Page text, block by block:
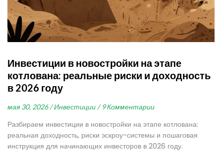
Инвестиции в новостройки на этапе
котлована: реальные риски и доходность
в 2026 году
мая 30, 2026 / Инвестиции / 9 Комментарии
Разбираем инвестиции в новостройки на этапе котлована:
реальная доходность, риски эскроу-системы и пошаговая
инструкция для начинающих инвесторов в 2026 году.